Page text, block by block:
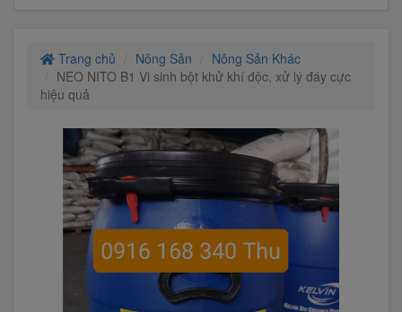
Trang chủ Nông Sản
Nông Sản Khác
NEO NITO B1 Vi sinh bột khử khí độc, xử lý đáy cực
hiệu quả